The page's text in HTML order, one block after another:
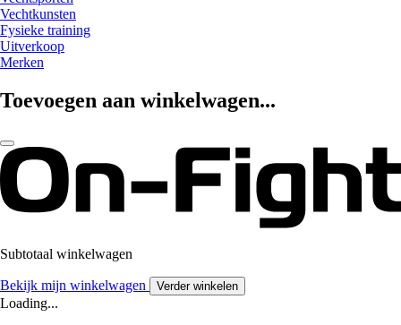
Vechtkunsten
Fysieke training
Uitverkoop
Merken
Toevoegen aan winkelwagen...
Subtotaal winkelwagen
Bekijk mijn winkelwagen Verder winkelen
Loading...